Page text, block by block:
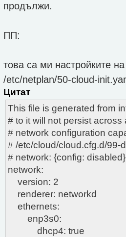
продължи.
ПП:
това са ми настройките
/etc/netplan/50-cloud-
Цитат
This file is generated from
# to it will not persist
# network configuration
# /etc/cloud/cloud.cfg.d/99-
# network: {config: disabled}
network:
version: 2
renderer: networkd
ethernets:
enp3s0:
dhcp4: true